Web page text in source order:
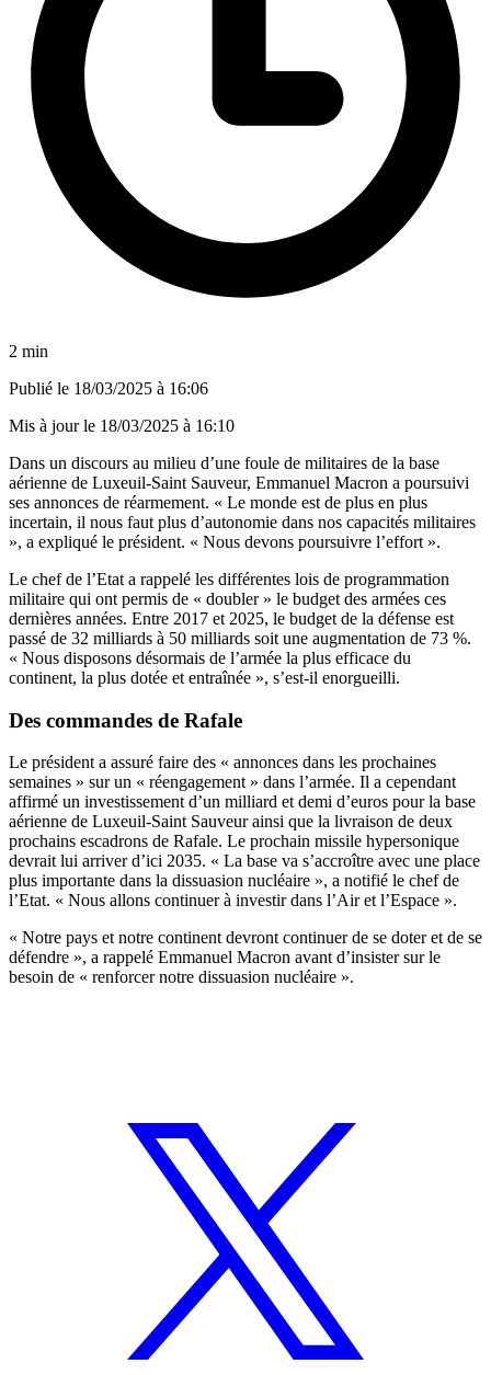
2 min
Publié le 18/03/2025 à 16:06
Mis à jour le 18/03/2025 à 16:10
Dans un discours au milieu d’une foule de militaires de la base
aérienne de Luxeuil-Saint Sauveur, Emmanuel Macron a poursuivi
ses annonces de réarmement. « Le monde est de plus en plus
incertain, il nous faut plus d’autonomie dans nos capacités militaires
», a expliqué le président. « Nous devons poursuivre l’effort ».
Le chef de l’Etat a rappelé les différentes lois de programmation
militaire qui ont permis de « doubler » le budget des armées ces
dernières années. Entre 2017 et 2025, le budget de la défense est
passé de 32 milliards à 50 milliards soit une augmentation de 73 %.
« Nous disposons désormais de l’armée la plus efficace du
continent, la plus dotée et entraînée », s’est-il enorgueilli.
Des commandes de Rafale
Le président a assuré faire des « annonces dans les prochaines
semaines » sur un « réengagement » dans l’armée. Il a cependant
affirmé un investissement d’un milliard et demi d’euros pour la base
aérienne de Luxeuil-Saint Sauveur ainsi que la livraison de deux
prochains escadrons de Rafale. Le prochain missile hypersonique
devrait lui arriver d’ici 2035. « La base va s’accroître avec une place
plus importante dans la dissuasion nucléaire », a notifié le chef de
l’Etat. « Nous allons continuer à investir dans l’Air et l’Espace ».
« Notre pays et notre continent devront continuer de se doter et de se
défendre », a rappelé Emmanuel Macron avant d’insister sur le
besoin de « renforcer notre dissuasion nucléaire ».